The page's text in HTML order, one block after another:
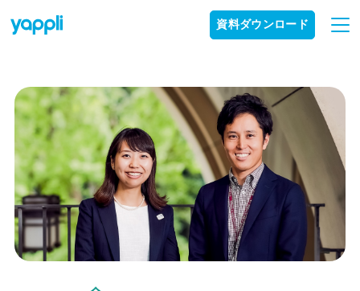
資料ダウンロード